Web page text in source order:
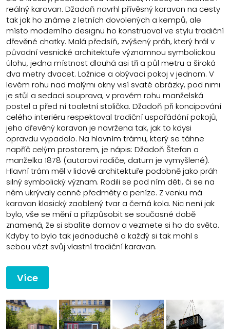
reálný karavan. Džadoň navrhl přívěsný karavan na cesty
tak jak ho známe z letních dovolených a kempů, ale
místo moderního designu ho konstruoval ve stylu tradiční
dřevěné chatky. Malá předsíň, zvýšený práh, který hrál v
původní vesnické architektuře významnou symbolickou
úlohu, jedna místnost dlouhá asi tři a půl metru a široká
dva metry dvacet. Ložnice a obývací pokoj v jednom. V
levém rohu nad malými okny visí svaté obrázky, pod nimi
je stůl a sedací souprava, v pravém rohu manželská
postel a před ní toaletní stolička. Džadoň při koncipování
celého interiéru respektoval tradiční uspořádání pokojů,
jeho dřevěný karavan je navržena tak, jak to kdysi
opravdu vypadalo. Na hlavním trámu, který se táhne
napříč celým prostorem, je nápis: Džadoň Štefan a
manželka 1878 (autorovi rodiče, datum je vymyšlené).
Hlavní trám měl v lidové architektuře podobně jako práh
silný symbolický význam. Rodili se pod ním děti, či se na
něm ukrývaly cenné předměty a peníze. Z venku má
karavan klasický zaoblený tvar a černá kola. Nic není jak
bylo, vše se mění a přizpůsobit se současné době
znamená, že si sbalíte domov a vezmete si ho do světa.
Kdyby to bylo tak jednoduché a každý si tak mohl s
sebou vézt svůj vlastní tradiční karavan.
Více